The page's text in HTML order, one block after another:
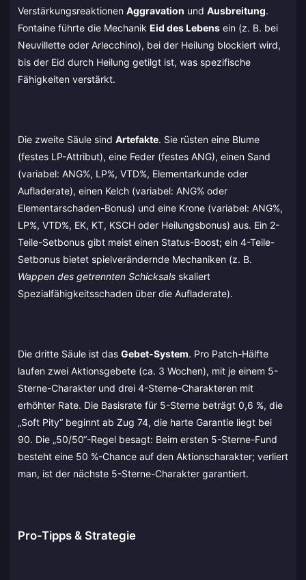
Verstärkungsreaktionen Aggravation und Ausbreitung.
Fontaine führte die Mechanik Eid des Lebens ein (z. B. bei
Neuvillette oder Arlecchino), bei der Heilung blockiert wird,
bis der Eid durch Heilung getilgt ist, was spezifische
Fähigkeiten verstärkt.
Die zweite Säule sind Artefakte. Sie rüsten eine Blume
(festes LP-Attribut), eine Feder (festes ANG), einen Sand
(variabel: ANG%, LP%, VTD%, Elementarkunde oder
Aufladerate), einen Kelch (variabel: ANG% oder
Elementarschaden-Bonus) und eine Krone (variabel: ANG%,
LP%, VTD%, EK, KT, KSCH oder Heilungsbonus) aus. Ein 2-
Teile-Setbonus gibt meist einen Status-Boost; ein 4-Teile-
Setbonus bietet spielverändernde Mechaniken (z. B.
Wappen des getrennten Schicksals skaliert
Spezialfähigkeitsschaden über die Aufladerate).
Die dritte Säule ist das Gebet-System. Pro Patch-Hälfte
laufen zwei Aktionsgebete (ca. 3 Wochen), mit je einem 5-
Sterne-Charakter und drei 4-Sterne-Charakteren mit
erhöhter Rate. Die Basisrate für 5-Sterne beträgt 0,6 %, die
„Soft Pity“ beginnt ab Zug 74, die harte Garantie liegt bei
90. Die „50/50“-Regel besagt: Beim ersten 5-Sterne-Fund
besteht eine 50 %-Chance auf den Aktionscharakter; verliert
man, ist der nächste 5-Sterne-Charakter garantiert.
Pro-Tipps & Strategie